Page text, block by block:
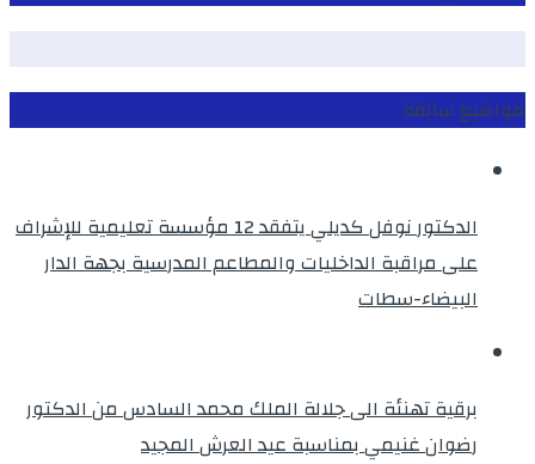
مواضيع سابقة
الدكتور نوفل كديلي يتفقد 12 مؤسسة تعليمية للإشراف
على مراقبة الداخليات والمطاعم المدرسية بجهة الدار
البيضاء-سطات
برقية تهنئة الى جلالة الملك محمد السادس من الدكتور
رضوان غنيمي بمناسبة عيد العرش المجيد